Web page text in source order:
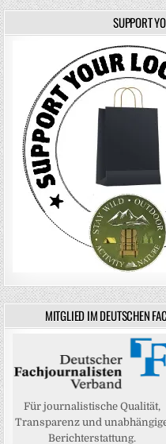
SUPPORT
MITGLIED IM DEUTSCHEN
Für journalistische Qualität,
Transparenz und
Berichterstattung.